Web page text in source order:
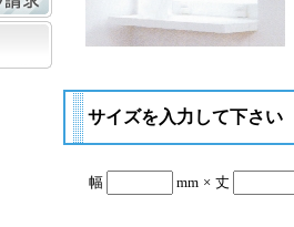
サイズを入力して下さい
幅 mm × 丈